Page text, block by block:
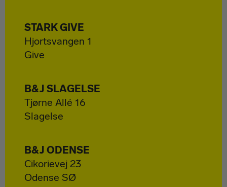
STARK GIVE
Hjortsvangen 1
Give
B&J SLAGELSE
Tjørne Allé 16
Slagelse
B&J ODENSE
Cikorievej 23
Odense SØ